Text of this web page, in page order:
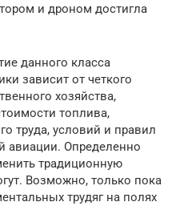
и дроном достигла
данного класса
зависит от четкого
хозяйства,
топлива,
труда, условий и правил
авиации. Определенно
традиционную
Возможно, только пока
трудяг на полях